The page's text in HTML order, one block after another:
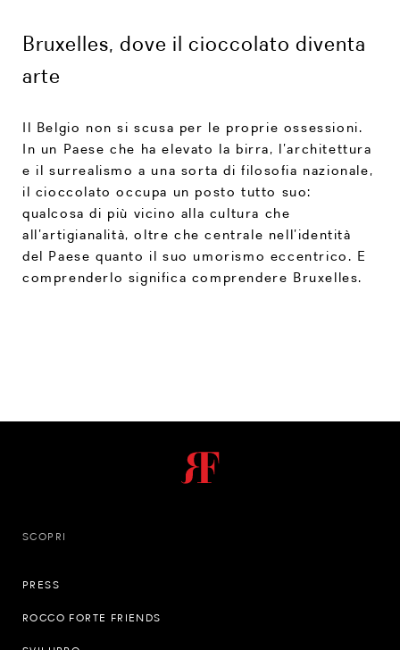
Bruxelles, dove il cioccolato diventa
arte
Il Belgio non si scusa per le proprie ossessioni.
In un Paese che ha elevato la birra, l’architettura
e il surrealismo a una sorta di filosofia nazionale,
il cioccolato occupa un posto tutto suo:
qualcosa di più vicino alla cultura che
all’artigianalità, oltre che centrale nell’identità
del Paese quanto il suo umorismo eccentrico. E
comprenderlo significa comprendere Bruxelles.
SCOPRI
PRESS
ROCCO FORTE FRIENDS